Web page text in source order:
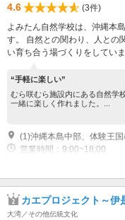
4.6
(3件)
よみたん自然学校は、沖縄本
す。 自然との関わり、人との
い育ち合う場づくりをしていま
“手軽に楽しい”
むら咲むら施設内にある自然学
一緒に楽しく作れました。...
営業時間：9:00~18:00
カエプロジェクト～伊
大湾／その他伝統文化